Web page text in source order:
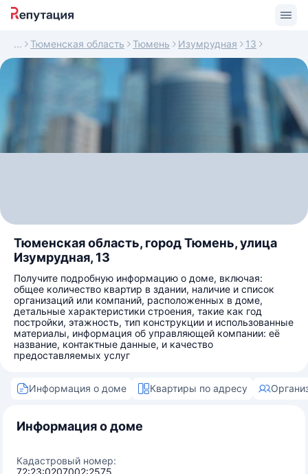
Тюменская область Тюмень Изумрудная 13
Тюменская область, город Тюмень, улица
Изумрудная, 13
Получите подробную информацию о доме, включая:
общее количество квартир в здании, наличие и список
организаций или компаний, расположенных в доме,
детальные характеристики строения, такие как год
постройки, этажность, тип конструкции и использованные
материалы, информация об управляющей компании: её
название, контактные данные, и качество
предоставляемых услуг
Информация о доме Квартиры по адресу
Информация о доме
Кадастровый номер:
72:23:0207002:2575